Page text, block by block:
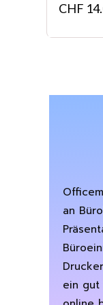
CHF
an
ein gut